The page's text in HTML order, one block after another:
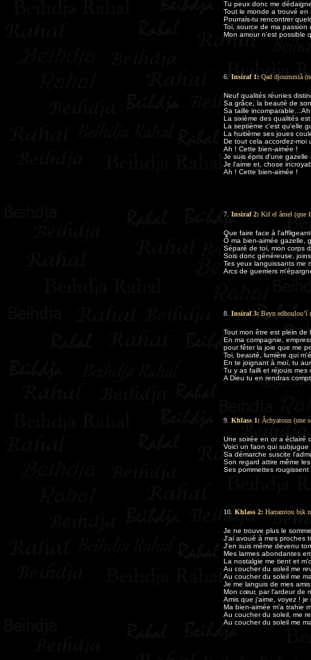
Tu peux donc me
Tout le monde a trouvé en
Pourrais-tu rencontrer
Toi, source de ma passion
Mon amour n'est possible
6. Insiraf 1: Qad djoummiâ
Neuf qualités réunies
Sa grâce, la beauté de
Sa taille
La sixième des qualités
La septième c'est qu'elle
La huitième ses joues
De tout cela accordez-moi
Ah ! Cette bien-aimée !
Je suis épris d'une
Je l'aime et, chose
Ah ! Cette bien-aimée !
7. Insiraf 2: Kif el âmel (que
Que faire face à
Ô ma bien-aimée gazelle,
Séparé de toi, mon corps
Sois donc généreuse,
Tes yeux languissants me
Arcs de guerriers
8. Insiraf 3: Beyn edhoulou’î
Tout mon être est plein de
En ma compagnie,
pour fêter la joie que me
Toi, beauté, lumière qui
En te joignant à moi, tu
Tu y as failli et réjouis mes
A Dieu tu en rendras
9. Khlass 1: Âchyatoun (une
Une soirée en or a éclairé
Voici un faon qui
Sa démarche suscite
Son regard attire même
Ses pommettes
10. Khlass 2: Harramtou bik
Je ne trouve plus le
J'ai avoué à mes proches
J'en suis même devenu
Mes larmes abondantes
La nostalgie me tient et
Au coucher du soleil me
Au coucher du soleil me
Je me languis de mes
Mon cœur, par l'ardeur de
Amis que j'aime, voyez !
Ma bien-aimée m'a trahie
Au coucher du soleil, me
Au coucher du soleil me